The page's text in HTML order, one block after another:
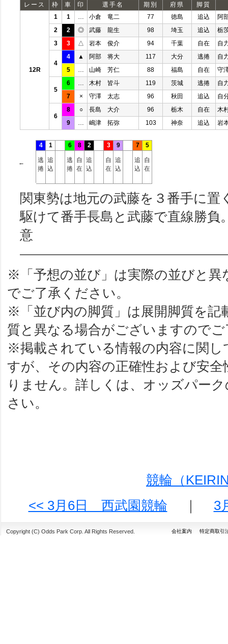
レース 枠 車 印 選手名 期別 府県 脚質
12R
1 1 小倉 竜二 77 徳島 追込
阿
2
2 ◎ 武藤 龍生 98 埼玉 追込
栃
3
3 △ 岩本 俊介 94 千葉 自在 自
4
4 ▲ 阿部 将大 117 大分 逃捲
自
5
山崎 芳仁 88 福島 自在 守
5
6 木村 皆斗 119 茨城 逃捲
自
7
× 守澤 太志 96 秋田 追込 自
6
8 ○ 長島 大介 96 栃木 自在
木
9
嶋津 拓弥 103 神奈 追込 岩
←
4
逃
捲
1
追
込
6
逃
捲
8
自
在
2
追
込
3
自
在
9
追
込
7
追
込
5
自
在
関東勢は地元の武藤を３番手に置
駆けて番手長島と武藤で直線勝負
意
※「予想の並び」は実際の並びと異
でご了承ください。
※「並び内の脚質」は展開脚質を記
質と異なる場合がございますので
※掲載されている情報の内容に関
すが、その内容の正確性および安
りません。詳しくは、オッズパー
さい。
競輪（
<< 3月6日 西武園競輪
｜ 3
Copyright (C) Odds Park Corp. All Rights Reserved. 会社案内 特定商取引